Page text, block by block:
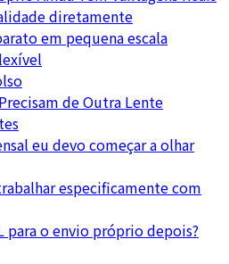
diretamente
em pequena escala
de Outra Lente
eu devo começar a olhar
especificamente com
para o envio próprio depois?